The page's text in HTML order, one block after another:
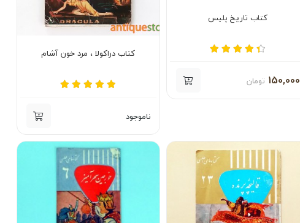
کتاب تاریخ پلیس
150,000 تومان
کتاب دراکولا ، مرد خون آشام
ناموجود